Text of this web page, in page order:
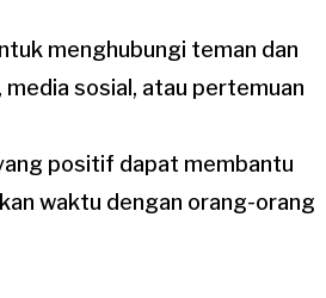
menghubungi teman dan
sosial, atau pertemuan
positif dapat membantu
waktu dengan orang-orang